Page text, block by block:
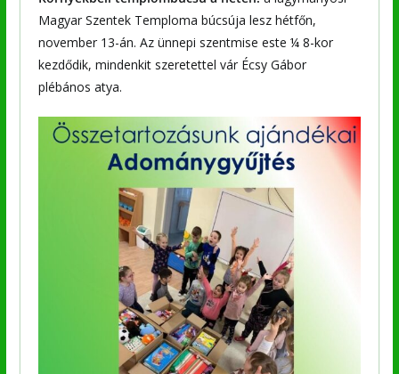
Magyar Szentek Temploma búcsúja lesz hétfőn,
november 13-án. Az ünnepi szentmise este ¼ 8-kor
kezdődik, mindenkit szeretettel vár Écsy Gábor
plébános atya.